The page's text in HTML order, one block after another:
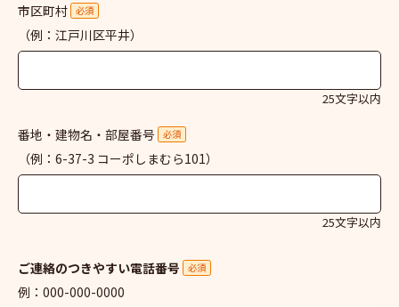
市区町村 必須
（例：江戸川区平井）
25文字以内
番地・建物名・部屋番号 必須
（例：6-37-3 コーポしまむら101）
25文字以内
ご連絡のつきやすい電話番号 必須
例：000-000-0000